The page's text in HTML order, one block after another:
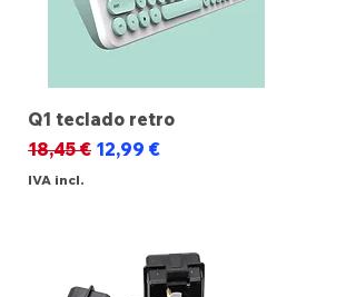
Q1 teclado retro
Preço normal
18,45 € Preço promocional
12,99 €
IVA incl.